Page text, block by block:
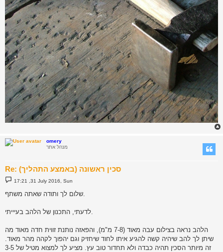
omery
מנהל אתר
Re: סכין ראשונה (באמצע התהליך)
P
o
t
17:21 ,31 July 2016, Sun
הלהב נראה בצילום עבה מאוד (7-8 מ"מ), והפאזה נותנת זווית חדה מאוד מה
שיתן לך להב שיהיה קשה להגיע איתו לחוד שיחזיק וגם יהפוך לקהה מהר מאוד.
זה מיותר הסכין תהיה כבדה ולא תחדור טוב עץ. מציע לך למצוא מטיל של 3-5